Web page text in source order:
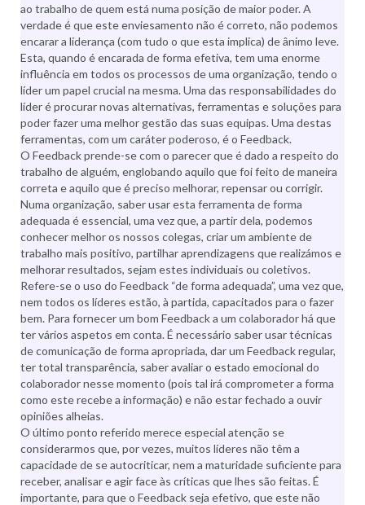
ao trabalho de quem está numa posição de maior poder. A
verdade é que este enviesamento não é correto, não podemos
encarar a liderança (com tudo o que esta implica) de ânimo leve.
Esta, quando é encarada de forma efetiva, tem uma enorme
influência em todos os processos de uma organização, tendo o
líder um papel crucial na mesma. Uma das responsabilidades do
líder é procurar novas alternativas, ferramentas e soluções para
poder fazer uma melhor gestão das suas equipas. Uma destas
ferramentas, com um caráter poderoso, é o Feedback.
O Feedback prende-se com o parecer que é dado a respeito do
trabalho de alguém, englobando aquilo que foi feito de maneira
correta e aquilo que é preciso melhorar, repensar ou corrigir.
Numa organização, saber usar esta ferramenta de forma
adequada é essencial, uma vez que, a partir dela, podemos
conhecer melhor os nossos colegas, criar um ambiente de
trabalho mais positivo, partilhar aprendizagens que realizámos e
melhorar resultados, sejam estes individuais ou coletivos.
Refere-se o uso do Feedback “de forma adequada”, uma vez que,
nem todos os líderes estão, à partida, capacitados para o fazer
bem. Para fornecer um bom Feedback a um colaborador há que
ter vários aspetos em conta. É necessário saber usar técnicas
de comunicação de forma apropriada, dar um Feedback regular,
ter total transparência, saber avaliar o estado emocional do
colaborador nesse momento (pois tal irá comprometer a forma
como este recebe a informação) e não estar fechado a ouvir
opiniões alheias.
O último ponto referido merece especial atenção se
considerarmos que, por vezes, muitos líderes não têm a
capacidade de se autocriticar, nem a maturidade suficiente para
receber, analisar e agir face às críticas que lhes são feitas. É
importante, para que o Feedback seja efetivo, que este não